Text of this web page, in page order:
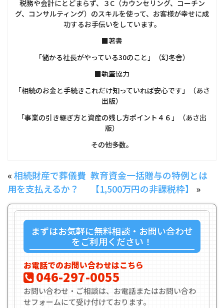
税務や会計にとどまらず、３C（カウンセリング、コーチン
グ、コンサルティング）のスキルを使って、お客様が幸せに成
功するお手伝いをしています。
■著書
「儲かる社長がやっている30のこと」（幻冬舎）
■執筆協力
「相続のお金と手続きこれだけ知っていれば安心です」（あさ
出版）
「事業の引き継ぎ方と資産の残し方ポイント４６」（あさ出
版）
その他多数。
«相続財産で葬儀費
用を支払えるか？
教育資金一括贈与の特例とは
【1,500万円の非課税枠】
»
まずはお気軽に無料相談・お問い合わせ
をご利用ください！
お電話でのお問い合わせはこちら
046-297-0055
お問い合わせ・ご相談は、お電話またはお問い合わ
せフォームにて受け付けております。